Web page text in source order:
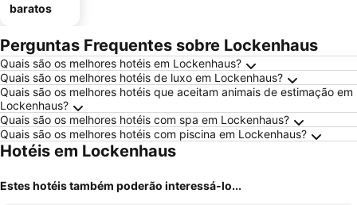
baratos
Perguntas Frequentes sobre Lockenhaus
Quais são os melhores hotéis em Lockenhaus?
Quais são os melhores hotéis de luxo em Lockenhaus?
Quais são os melhores hotéis que aceitam animais de estimação em
Lockenhaus?
Quais são os melhores hotéis com spa em Lockenhaus?
Quais são os melhores hotéis com piscina em Lockenhaus?
Hotéis em Lockenhaus
Estes hotéis também poderão interessá-lo...